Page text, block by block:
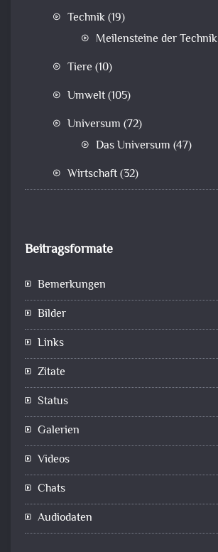
Technik(19)
Meilensteine der Technik
Tiere (10)
Umwelt(105)
Universum (72)
Das Universum (47)
Wirtschaft(32)
Beitragsformate
Bemerkungen
Bilder
Links
Zitate
Status
Galerien
Videos
Chats
Audiodaten